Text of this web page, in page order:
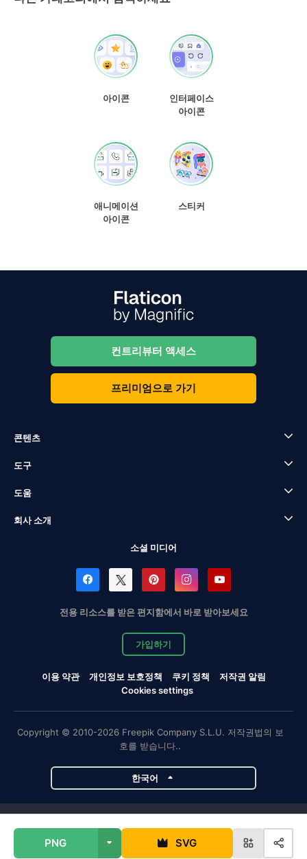
PNG SVG
아이콘
인터페이스
아이콘
애니메이션
아이콘
스티커
컨트리뷰터 액세스
프리미엄으로 가기
콘텐츠
도구
도움
회사 소개
소셜 미디어
전용 리소스를 받은 편지함에서 바로 받아보세요
가입하기
이용 약관 개인정보 보호정책 쿠키 정책
저작권 알림
Cookies settings
Copyright © 2010-2026 Freepik Company S.L.U. 저작권법의 보
호를 받습니다..
한국어